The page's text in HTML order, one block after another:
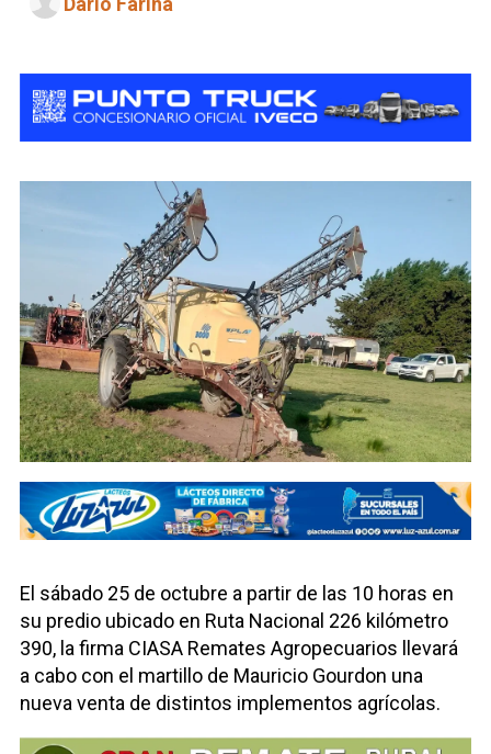
El sábado 25 de octubre a partir de las 10 horas en
su predio ubicado en Ruta Nacional 226 kilómetro
390, la firma CIASA Remates Agropecuarios llevará
a cabo con el martillo de Mauricio Gourdon una
nueva venta de distintos implementos agrícolas.